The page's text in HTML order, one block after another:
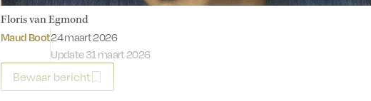
Floris van Egmond
Maud BootGepubliceerd op:
24 maart 2026
Update 31 maart 2026
Bewaar bericht